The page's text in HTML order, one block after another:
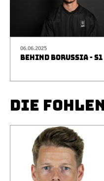
06.06.2025
BEHIND BORUSSIA - S1
DIE